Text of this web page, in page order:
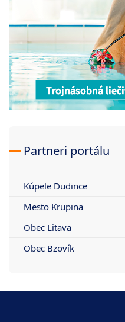
Partneri portálu
Kúpele Dudince
Mesto Krupina
Obec Litava
Obec Bzovík